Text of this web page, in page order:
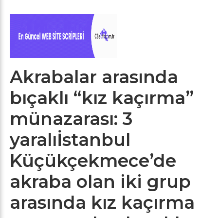
Akrabalar arasında
bıçaklı “kız kaçırma”
münazarası: 3
yaralıİstanbul
Küçükçekmece’de
akraba olan iki grup
arasında kız kaçırma